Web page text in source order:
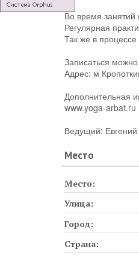
Во время занятий
Регулярная
Так же в
Записаться
Адрес: м
Дополнительная
www.yoga-arbat.ru
Ведущий: Евгений
Место
Место:
Улица:
Город:
Страна: